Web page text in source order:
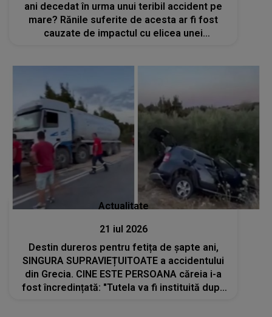
ani decedat în urma unui teribil accident pe
mare? Rănile suferite de acesta ar fi fost
cauzate de impactul cu elicea unei
Actualitate
21 iul 2026
Destin dureros pentru fetița de șapte ani,
SINGURA SUPRAVIEȚUITOATE a accidentului
din Grecia. CINE ESTE PERSOANA căreia i-a
fost încredințată: "Tutela va fi instituită după